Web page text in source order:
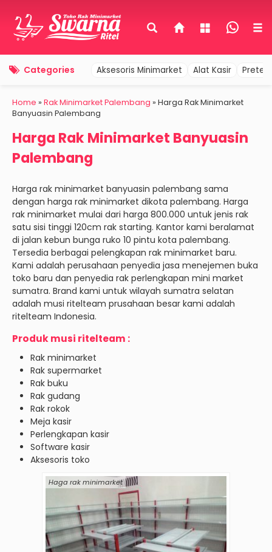
Categories Aksesoris Minimarket Alat Kasir
Home » Rak Minimarket Palembang » Harga Rak Minimarket
Banyuasin Palembang
Harga Rak Minimarket Banyuasin
Palembang
Harga rak minimarket banyuasin palembang sama
dengan harga rak minimarket dikota palembang. Harga
rak minimarket mulai dari harga 800.000 untuk jenis rak
satu sisi tinggi 120cm rak starting. Kantor kami beralamat
di jalan kebun bunga ruko 10 pintu kota palembang.
Tersedia berbagai pelengkapan rak minimarket baru.
Kami adalah perusahaan penyedia jasa menejemen buka
toko baru dan penyedia rak perlengkapan mini market
sumatra. Brand kami untuk wilayah sumatra selatan
adalah musi ritelteam prusahaan besar kami adalah
ritelteam Indonesia.
Produk musi ritelteam :
Rak minimarket
Rak supermarket
Rak buku
Rak gudang
Rak rokok
Meja kasir
Perlengkapan kasir
Software kasir
Aksesoris toko
Haga rak minimarket